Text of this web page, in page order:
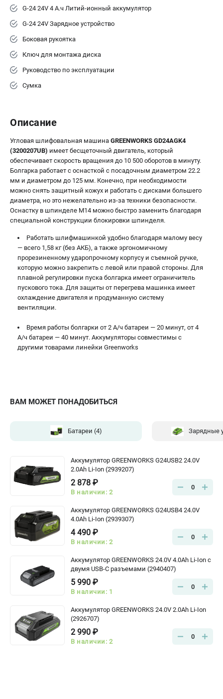
Аккумуляторные батареи
Принадлежности для цепных пил
Принадлежности для триммеров
Принадлежности для газонокосилок
8 (812) 336-63-08
Режим работы колл-центра:
пн-пт - с 9:00 до 18:00
сб - с 10:00 до 16:00
вс - выходной
ЗАКАЗ ЗАПЧАСТЕЙ
+7 (8112) 59-10-67
zakaz@gworks-market.ru
ВАМ МОЖЕТ ПОНАДОБИТЬСЯ
Батареи (4) Зарядные
Аккумулятор GREENWORKS G24USB2 24.0V
2.0Ah Li-Ion (2939207)
2 878 ₽
В наличии: 2
0
Аккумулятор GREENWORKS G24USB4 24.0V
4.0Ah Li-Ion (2939307)
4 490 ₽
В наличии: 2
0
Аккумулятор GREENWORKS 24.0V 4.0Ah Li-Ion с
двумя USB-C разъемами (2940407)
5 990 ₽
В наличии: 1
0
Аккумулятор GREENWORKS 24.0V 2.0Ah Li-Ion
(2926707)
2 990 ₽
В наличии: 2
0
G-24 24V 4 А.ч Литий-ионный аккумулятор
G-24 24V Зарядное устройство
Боковая рукоятка
Ключ для монтажа диска
Руководство по эксплуатации
Сумка
Описание
Угловая шлифовальная машина GREENWORKS GD24AGK4
(3200207UB) имеет бесщеточный двигатель, который
обеспечивает скорость вращения до 10 500 оборотов в минуту.
Болгарка работает с оснасткой с посадочным диаметром 22.2
мм и диаметром до 125 мм. Конечно, при необходимости
можно снять защитный кожух и работать с дисками большего
диаметра, но это нежелательно из-за техники безопасности.
Оснастку в шпинделе M14 можно быстро заменить благодаря
специальной конструкции блокировки шпинделя.
Работать шлифмашинкой удобно благодаря малому весу
— всего 1,58 кг (без АКБ), а также эргономичному
прорезиненному ударопрочному корпусу и съемной ручке,
которую можно закрепить с левой или правой стороны. Для
плавной регулировки пуска болгарка имеет ограничитель
пускового тока. Для защиты от перегрева машинка имеет
охлаждение двигателя и продуманную систему
вентиляции.
Время работы болгарки от 2 А/ч батареи — 20 минут, от 4
А/ч батареи — 40 минут. Аккумуляторы совместимы с
другими товарами линейки Greenworks